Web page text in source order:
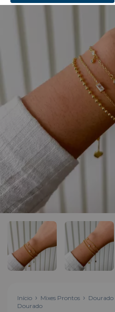
Início Mixes Prontos Dourado
Dourado